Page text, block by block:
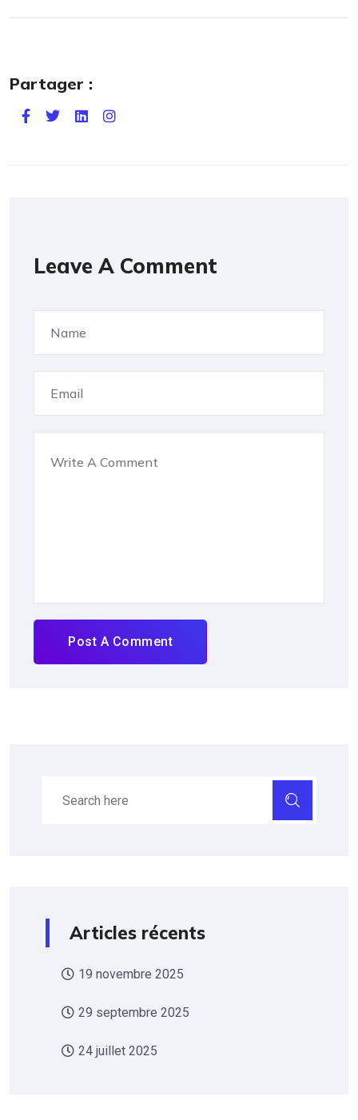
Partager :
Leave A Comment
Post A Comment
Articles récents
19 novembre 2025
29 septembre 2025
24 juillet 2025